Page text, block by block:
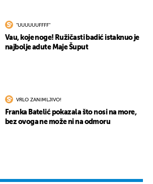
"UUUUUUFFFF"
Vau, koje noge! Ružičasti badić istaknuo je
najbolje adute Maje Šuput
VRLO ZANIMLJIVO!
Franka Batelić pokazala što nosi na more,
bez ovoga ne može ni na odmoru